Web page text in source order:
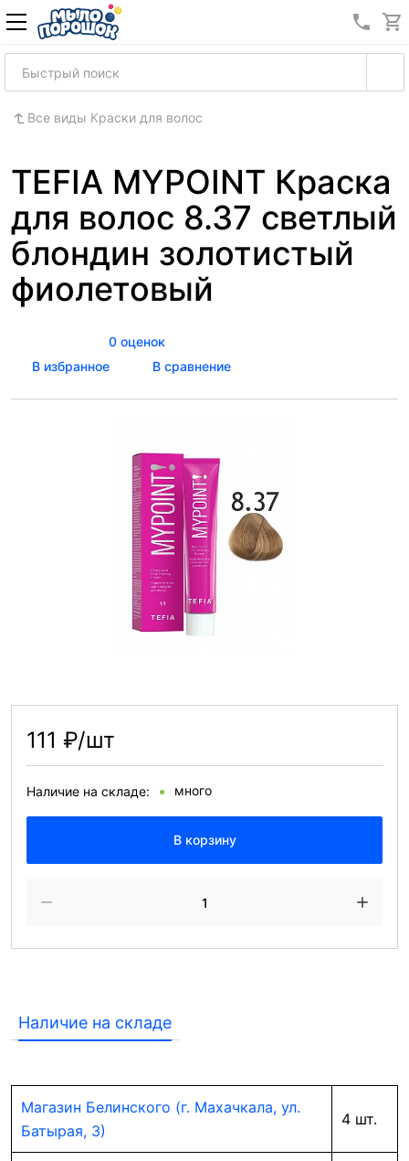
8
Все виды Краски для волос
TEFIA MYPOINT Краска
для волос 8.37 светлый
блондин золотистый
фиолетовый
0 оценок
В избранное
В сравнение
111 ₽/шт
Наличие на складе: много
В корзину
Наличие на складе
Магазин Белинского (г. Махачкала, ул.
Батырая, 3)
4 шт.